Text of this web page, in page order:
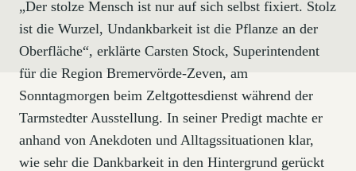
„Der stolze Mensch ist nur auf sich selbst fixiert. Stolz
ist die Wurzel, Undankbarkeit ist die Pflanze an der
Oberfläche“, erklärte Carsten Stock, Superintendent
für die Region Bremervörde-Zeven, am
Sonntagmorgen beim Zeltgottesdienst während der
Tarmstedter Ausstellung. In seiner Predigt machte er
anhand von Anekdoten und Alltagssituationen klar,
wie sehr die Dankbarkeit in den Hintergrund gerückt